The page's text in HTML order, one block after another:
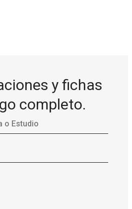
y fichas
completo.